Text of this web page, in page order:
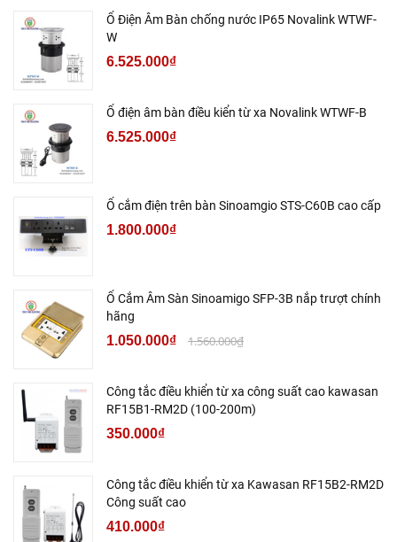
Ổ Điện Âm Bàn chống nước IP65 Novalink WTWF-
W
6.525.000₫
Ổ điện âm bàn điều kiển từ xa Novalink WTWF-B
6.525.000₫
Ổ cắm điện trên bàn Sinoamgio STS-C60B cao cấp
1.800.000₫
Ổ Cắm Âm Sàn Sinoamigo SFP-3B nắp trượt chính
hãng
1.050.000₫ 1.560.000₫
Công tắc điều khiển từ xa công suất cao kawasan
RF15B1-RM2D (100-200m)
350.000₫
Công tắc điều khiển từ xa Kawasan RF15B2-RM2D
Công suất cao
410.000₫